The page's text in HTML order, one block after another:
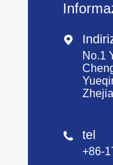

No.1
 tel
+86-